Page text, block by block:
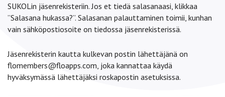
SUKOLin jäsenrekisteriin. Jos et tiedä salasanaasi, klikkaa
”Salasana hukassa?”. Salasanan palauttaminen toimii, kunhan
vain sähköpostiosoite on tiedossa jäsenrekisterissä.
Jäsenrekisterin kautta kulkevan postin lähettäjänä on
flomembers@floapps.com, joka kannattaa käydä
hyväksymässä lähettäjäksi roskapostin asetuksissa.